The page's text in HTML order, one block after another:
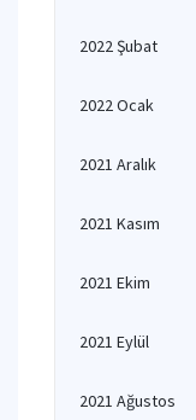
2022 Şubat
2022 Ocak
2021 Aralık
2021 Kasım
2021 Ekim
2021 Eylül
2021 Ağustos